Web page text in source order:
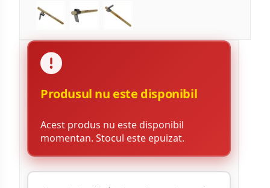
Produsul nu este disponibil
Acest produs nu este disponibil
momentan. Stocul este epuizat.